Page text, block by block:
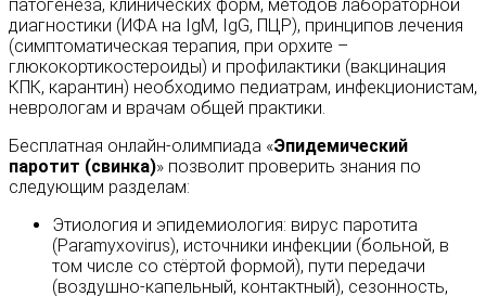
патогенеза, клинических форм, методов лабораторной
диагностики (ИФА на IgM, IgG, ПЦР), принципов лечения
(симптоматическая терапия, при орхите –
глюкокортикостероиды) и профилактики (вакцинация
КПК, карантин) необходимо педиатрам, инфекционистам,
неврологам и врачам общей практики.
Бесплатная онлайн-олимпиада «Эпидемический
паротит (свинка)» позволит проверить знания по
следующим разделам:
Этиология и эпидемиология: вирус паротита
(Paramyxovirus), источники инфекции (больной, в
том числе со стёртой формой), пути передачи
(воздушно-капельный, контактный), сезонность,